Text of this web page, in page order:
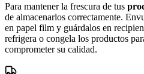
Para mantener la frescura de tus
de almacenarlos correctamente.
en papel film y guárdalos en
refrigera o congela los productos
comprometer su calidad.